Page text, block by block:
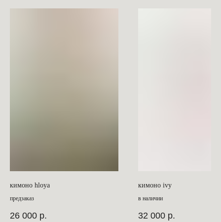
кимоно hloya
предзаказ
26 000 р.
кимоно ivy
в наличии
32 000 р.